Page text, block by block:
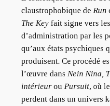
claustrophobique de Run
The Keyfait signe vers
d’administration par les
qu’aux états psychiques
produisent. Ce procédé
l’œuvre dans Nein Nina,
intérieurou Pursuit, où
perdent dans un univers